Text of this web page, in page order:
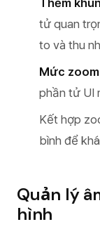
Thêm
tử quan
to và thu
Mức
phần tử UI
Kết hợp
bình để
Quản lý
hình